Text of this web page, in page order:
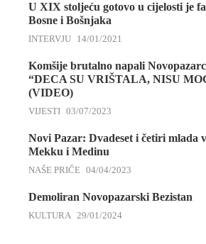
U XIX stoljeću gotovo u cijelosti je
Bosne i Bošnjaka
INTERVJU 14/01/2021
Komšije brutalno napali
“DECA SU VRIŠTALA, NISU
(VIDEO)
VIJESTI 03/07/2023
Novi Pazar: Dvadeset i četiri mlada
Mekku i Medinu
NAŠE PRIČE 04/04/2023
Demoliran Novopazarski Bezistan
KULTURA 29/01/2024